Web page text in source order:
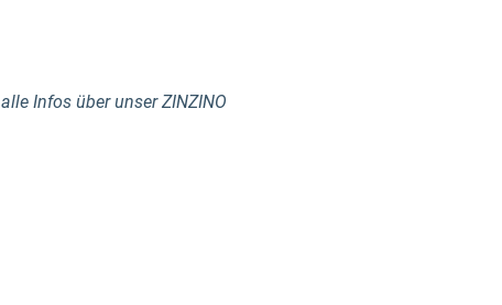
Infos über unser ZINZINO